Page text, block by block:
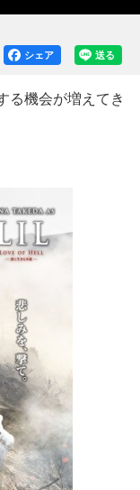
送る
シェア
る機会が増えてき